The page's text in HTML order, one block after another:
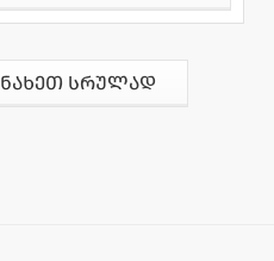
ნახეთ სრულად